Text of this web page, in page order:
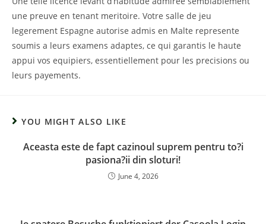
une preuve en tenant meritoire. Votre salle de jeu
legerement Espagne autorise admis en Malte represente
soumis a leurs examens adaptes, ce qui garantis le haute
appui vos equipiers, essentiellement pour les precisions ou
leurs payements.
YOU MIGHT ALSO LIKE
Aceasta este de fapt cazinoul suprem pentru to?i
pasiona?ii din sloturi!
June 4, 2026